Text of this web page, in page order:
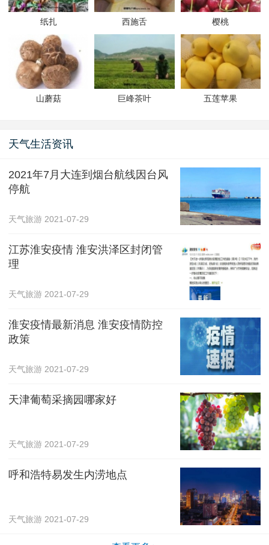
纸扎 西施舌 樱桃
山蘑菇 巨峰茶叶 五莲苹果
天气生活资讯
2021年7月大连到烟台航线因台风
停航
天气旅游 2021-07-29
江苏淮安疫情 淮安洪泽区封闭管
理
天气旅游 2021-07-29
淮安疫情最新消息 淮安疫情防控
政策
天气旅游 2021-07-29
天津葡萄采摘园哪家好
天气旅游 2021-07-29
呼和浩特易发生内涝地点
天气旅游 2021-07-29